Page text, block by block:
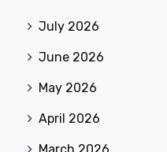
July 2026
June 2026
May 2026
April 2026
March 2026